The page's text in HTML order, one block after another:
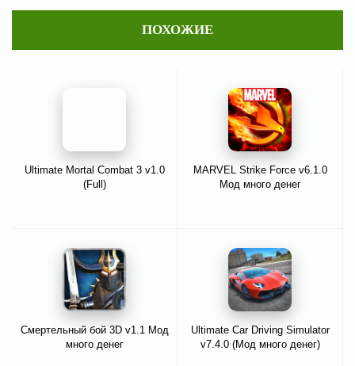
ПОХОЖИЕ
Ultimate Mortal Combat 3 v1.0
(Full)
MARVEL Strike Force v6.1.0
Мод много денег
Смертельный бой 3D v1.1 Мод
много денег
Ultimate Car Driving Simulator
v7.4.0 (Мод много денег)